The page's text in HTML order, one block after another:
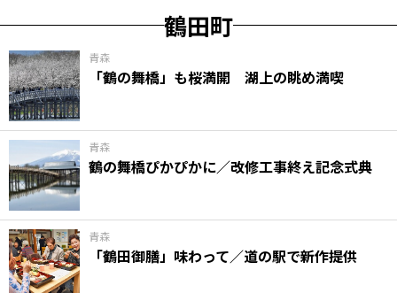
鶴田町
青森
「鶴の舞橋」も桜満開 湖上の眺め満喫
青森
鶴の舞橋ぴかぴかに／改修工事終え記念式典
青森
「鶴田御膳」味わって／道の駅で新作提供